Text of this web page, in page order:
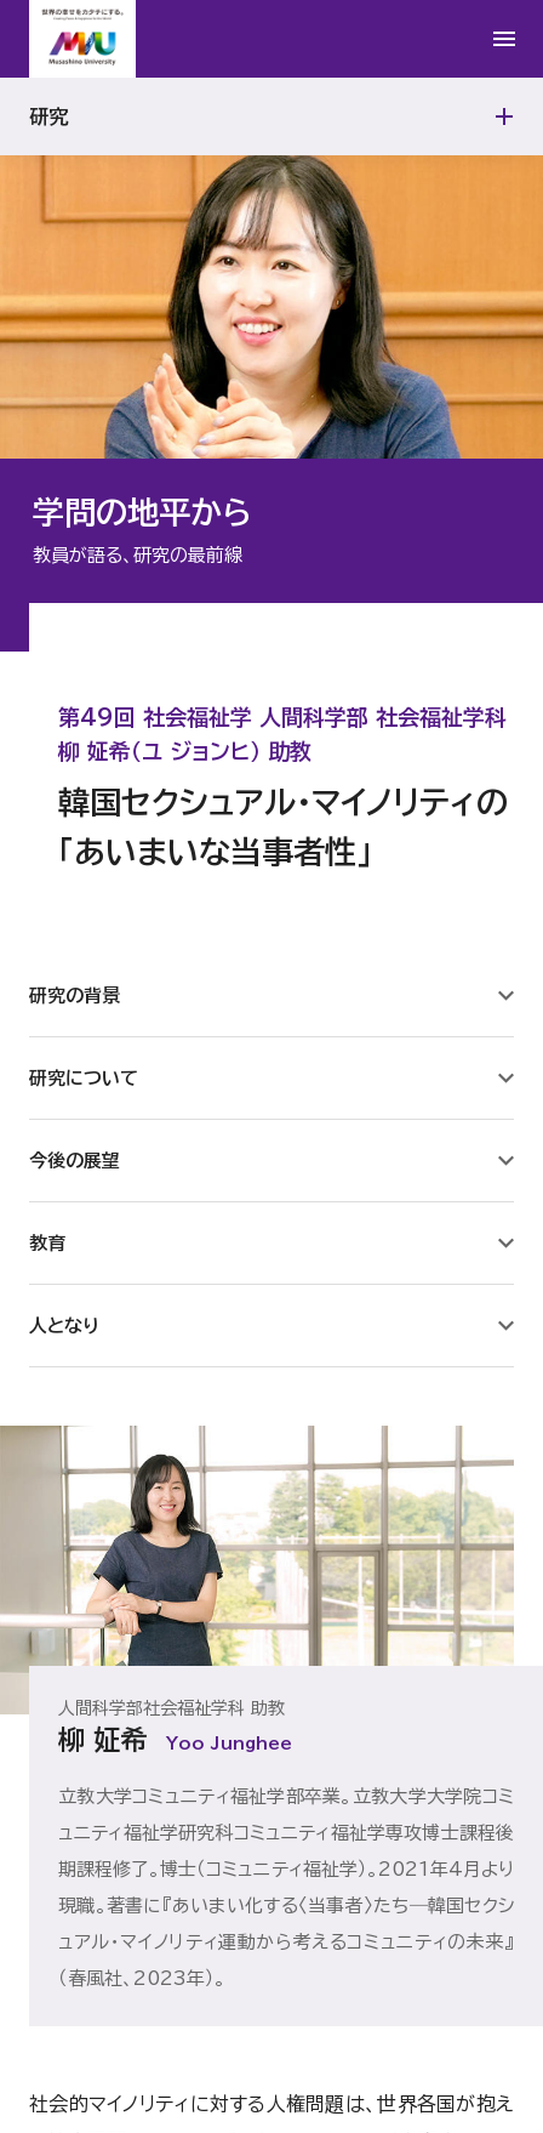
学問の地平から
教員が語る、研究の最前線
第49回 社会福祉学 人間科学部 社会福祉学科
柳 姃希（ユ ジョンヒ） 助教
韓国セクシュアル・マイノリティの
「あいまいな当事者性」
研究の背景
研究について
今後の展望
教育
人となり
人間科学部社会福祉学科 助教
柳 姃希 Yoo Junghee
立教大学コミュニティ福祉学部卒業。立教大学大学院コミ
ュニティ福祉学研究科コミュニティ福祉学専攻博士課程後
期課程修了。博士（コミュニティ福祉学）。2021年4月より
現職。著書に『あいまい化する〈当事者〉たち―韓国セクシ
ュアル・マイノリティ運動から考えるコミュニティの未来』
（春風社、2023年）。
社会的マイノリティに対する人権問題は、世界各国が抱え
研究
武蔵野文学館
能楽資料センター
政治経済研究所
経営研究所
アントレプレナーシップ研究所
人間科学研究所
サステナビリティ研究所
教職センター
臨床薬学センター
看護学研究所
教養教育リサーチセンター
国際総合研究所
公的研究費の適正使用
研究活動における不正行為への対応
研究機関の管理・監査
研究者紹介
学問の地平から
連携研究の取り組み